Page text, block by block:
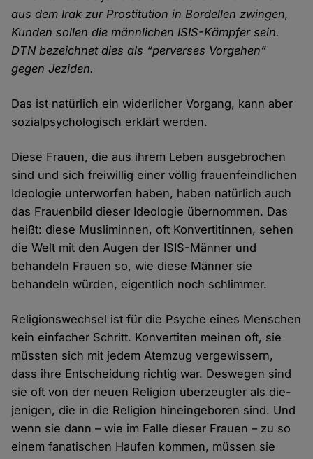
aus dem Irak zur Prostitution in Bordellen zwingen,
Kunden sollen die männlichen ISIS-Kämpfer sein.
DTN bezeichnet dies als “perverses Vorgehen”
gegen Jeziden.
Das ist natürlich ein wider­licher Vorgang, kann aber
sozial­psychologisch erklärt werden.
Diese Frauen, die aus ihrem Leben ausge­brochen
sind und sich freiwillig einer völlig frauen­feindlichen
Ideologie unter­worfen haben, haben natürlich auch
das Frauen­bild dieser Ideologie über­nommen. Das
heißt: diese Musliminnen, oft Konvertitinnen, sehen
die Welt mit den Augen der ISIS-Männer und
behandeln Frauen so, wie diese Männer sie
behandeln würden, eigent­lich noch schlimmer.
Religionswechsel ist für die Psyche eines Menschen
kein einfacher Schritt. Konvertiten meinen oft, sie
müssten sich mit jedem Atem­zug verge­wissern,
dass ihre Ent­scheidung richtig war. Deswegen sind
sie oft von der neuen Religion über­zeugter als die­
jenigen, die in die Religion hinein­geboren sind. Und
wenn sie dann – wie im Falle dieser Frauen – zu so
einem fanatischen Haufen kommen, müssen sie